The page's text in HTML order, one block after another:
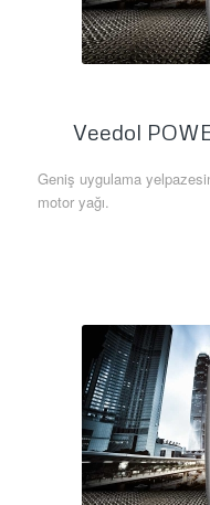
Veedol
Geniş uygulama
motor yağı.